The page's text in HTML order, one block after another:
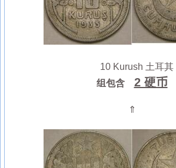
10 Kurush 土耳其
组包含
2 硬币
⇑